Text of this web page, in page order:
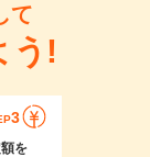
て
う!
3
を